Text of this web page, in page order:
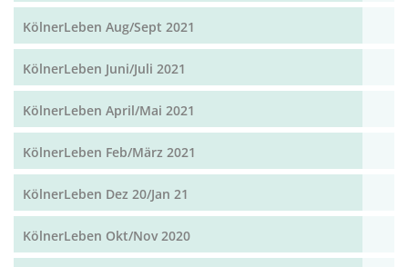
KölnerLeben Aug/Sept 2021
KölnerLeben Juni/Juli 2021
KölnerLeben April/Mai 2021
KölnerLeben Feb/März 2021
KölnerLeben Dez 20/Jan 21
KölnerLeben Okt/Nov 2020